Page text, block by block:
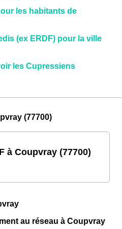
les habitants de
(ex ERDF) pour la ville
les Cupressiens
(77700)
à Coupvray (77700)
au réseau à Coupvray